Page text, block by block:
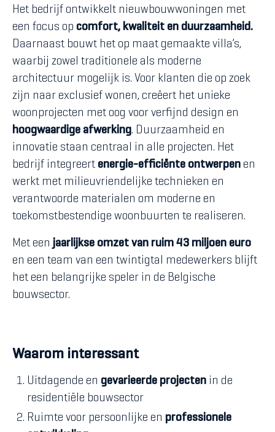
Het bedrijf ontwikkelt nieuwbouwwoningen met
een focus op comfort, kwaliteit en duurzaamheid.
Daarnaast bouwt het op maat gemaakte villa’s,
waarbij zowel traditionele als moderne
architectuur mogelijk is. Voor klanten die op zoek
zijn naar exclusief wonen, creëert het unieke
woonprojecten met oog voor verfijnd design en
hoogwaardige afwerking. Duurzaamheid en
innovatie staan centraal in alle projecten. Het
bedrijf integreert energie-efficiënte ontwerpen en
werkt met milieuvriendelijke technieken en
verantwoorde materialen om moderne en
toekomstbestendige woonbuurten te realiseren.
Met een jaarlijkse omzet van ruim 43 miljoen euro
en een team van een twintigtal medewerkers blijft
het een belangrijke speler in de Belgische
bouwsector.
Waarom interessant
Uitdagende en gevarieerde projecten in de
residentiële bouwsector
Ruimte voor persoonlijke en professionele